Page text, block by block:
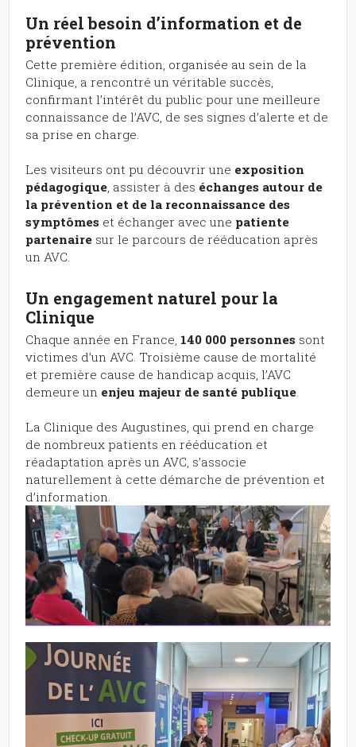
Un réel besoin d’information et de
prévention
Cette première édition, organisée au sein de la
Clinique, a rencontré un véritable succès,
confirmant l’intérêt du public pour une meilleure
connaissance de l’AVC, de ses signes d’alerte et de
sa prise en charge.
Les visiteurs ont pu découvrir une exposition
pédagogique , assister à des échanges autour de
la prévention et de la reconnaissance des
symptômes et échanger avec une patiente
partenaire sur le parcours de rééducation après
un AVC.
Un engagement naturel pour la
Clinique
Chaque année en France, 140 000 personnes sont
victimes d’un AVC. Troisième cause de mortalité
et première cause de handicap acquis, l’AVC
demeure un enjeu majeur de santé publique
La Clinique des Augustines, qui prend en charge
de nombreux patients en rééducation et
réadaptation après un AVC, s’associe
naturellement à cette démarche de prévention et
d’information.